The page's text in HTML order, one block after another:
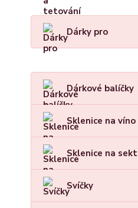
Dárky pro
Dárkové balíčky
Sklenice na víno
Sklenice na sekt
Svíčky